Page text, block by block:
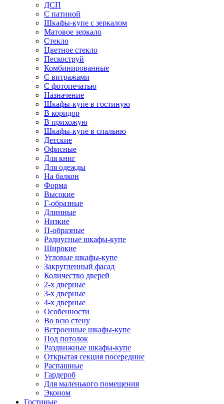
ДСП
С патиной
Шкафы-купе с зеркалом
Матовое зеркало
Стекло
Цветное стекло
Пескоструй
Комбинированные
С витражами
С фотопечатью
Назначение
Шкафы-купе в гостиную
В коридор
В прихожую
Шкафы-купе в спальню
Детские
Офисные
Для книг
Для одежды
На балкон
Форма
Высокие
Г-образные
Длинные
Низкие
П-образные
Радиусные шкафы-купе
Широкие
Угловые шкафы-купе
Закругленный фасад
Количество дверей
2-х дверные
3-х дверные
4-х дверные
Особенности
Во всю стену
Встроенные шкафы-купе
Под потолок
Раздвижные шкафы-купе
Открытая секция посередине
Распашные
Гардероб
Для маленького помещения
Эконом
Гостиные